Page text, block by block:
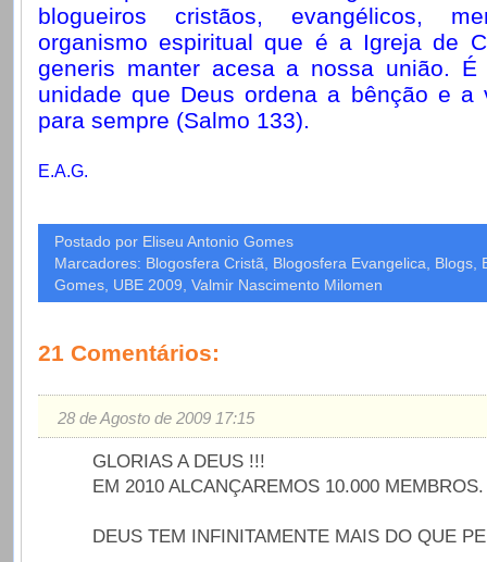
blogueiros cristãos, evangélicos,
organismo espiritual que é a Igreja de
generis manter acesa a nossa união. É
unidade que Deus ordena a bênção e a
para sempre (Salmo 133).
E.A.G.
Postado por Eliseu Antonio Gomes
Marcadores: Blogosfera Cristã, Blogosfera Evangelica, Blogs,
Gomes, UBE 2009, Valmir Nascimento Milomen
21 Comentários:
28 de Agosto de 2009 17:15
GLORIAS A DEUS !!!
EM 2010 ALCANÇAREMOS 10.000 MEMBROS.
DEUS TEM INFINITAMENTE MAIS DO QUE